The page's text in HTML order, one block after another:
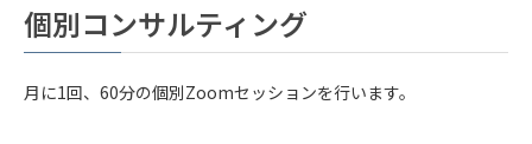
個別コンサルティング
月に1回、60分の個別Zoomセッションを行います。